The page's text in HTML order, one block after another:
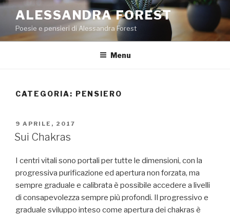
Salta
contenuto
ALESSANDRA FOREST
Poesie e pensieri di Alessandra Forest
Menu
CATEGORIA: PENSIERO
PUBBLICATO
IL
9 APRILE, 2017
Sui Chakras
I centri vitali sono portali per tutte le dimensioni, con la
progressiva purificazione ed apertura non forzata, ma
sempre graduale e calibrata è possibile accedere a livelli
di consapevolezza sempre più profondi. Il progressivo e
graduale sviluppo inteso come apertura dei chakras è